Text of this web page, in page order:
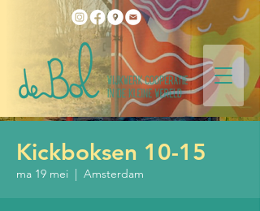
Kickboksen 10-15
ma 19 mei
  |
Amsterdam